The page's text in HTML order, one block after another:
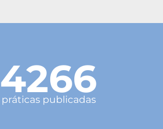
4266
práticas publicadas